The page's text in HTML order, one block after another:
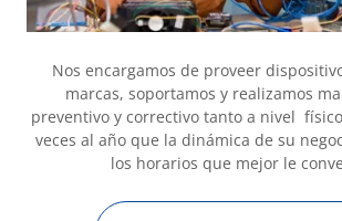
Nos encargamos de proveer
marcas, soportamos y realizamos
preventivo y correctivo tanto a nivel
veces al año que la dinámica de su
los horarios que mejor le